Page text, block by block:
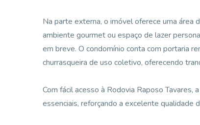
Na parte externa, o imóvel oferece uma área
ambiente gourmet ou espaço de lazer
em breve. O condomínio conta com portaria
churrasqueira de uso coletivo, oferecendo
Com fácil acesso à Rodovia Raposo Tavares,
essenciais, reforçando a excelente qualidade